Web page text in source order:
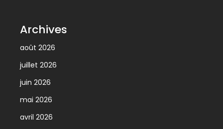
Archives
août 2026
juillet 2026
juin 2026
mai 2026
avril 2026